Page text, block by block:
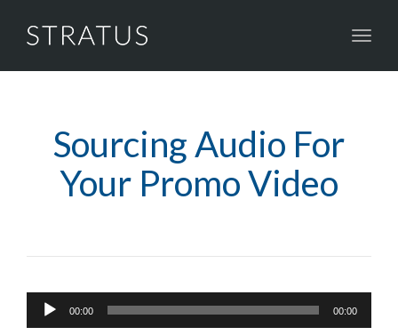
Sourcing Audio For
Your Promo Video
Tocador
de
00:00 00:00